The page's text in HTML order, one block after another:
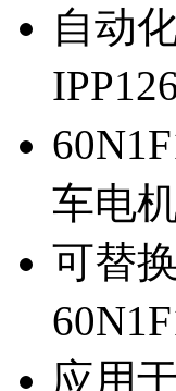
自动
车电
可替
应用